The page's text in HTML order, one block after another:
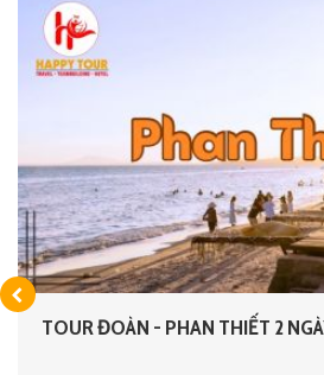
TOUR ĐOÀN - PHAN THIẾT 2